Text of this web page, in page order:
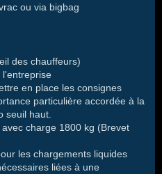
ou via bigbag
des chauffeurs)
l'entreprise
en place les consignes
particulière accordée à la
seuil haut.
charge 1800 kg (Brevet
les chargements liquides
liées à une